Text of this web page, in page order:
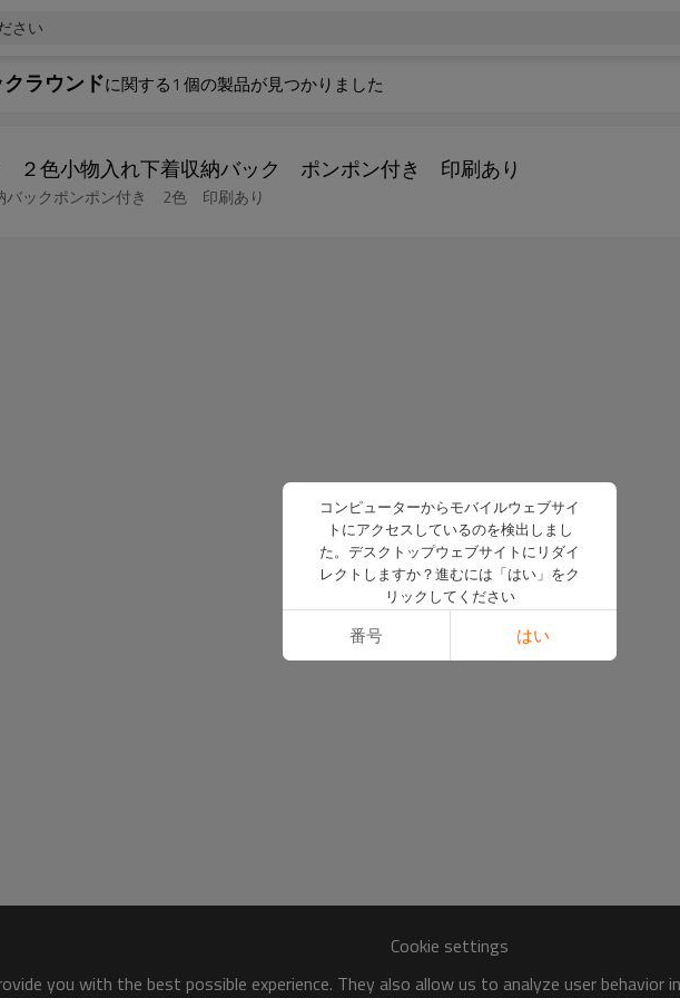
さい
ラウンドに関する1 個の製品が見つかりました
２色小物入れ下着収納バック ポンポン付き 印刷あり
バックポンポン付き 2色 印刷あり
Cookie settings
you with the best possible experience. They also allow us to analyze user
コンピューターからモバイルウェブサイ
トにアクセスしているのを検出しまし
た。デスクトップウェブサイトにリダイ
レクトしますか？進むには「はい」をク
リックしてください
番号 はい